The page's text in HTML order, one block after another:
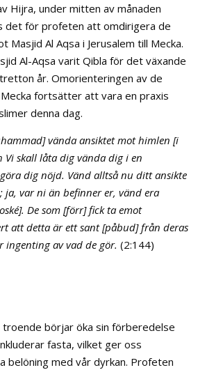
Hijra, under mitten av månaden
det för profeten att omdirigera de
Al Aqsa i Jerusalem till Mecka.
Al-Aqsa varit Qibla för det växande
år. Omorienteringen av de
fortsätter att vara en praxis
denna dag.
vända ansiktet mot himlen [i
skall låta dig vända dig i en
dig nöjd. Vänd alltså nu ditt ansikte
ja, var ni än befinner er, vänd era
De som [förr] fick ta emot
att detta är ett sant [påbud] från deras
ingenting av vad de gör. (2:144)
troende börjar öka sin förberedelse
fasta, vilket ger oss
belöning med vår dyrkan. Profeten